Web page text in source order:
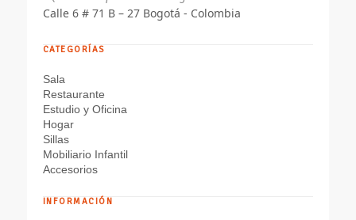
Calle 6 # 71 B – 27 Bogotá - Colombia
CATEGORÍAS
Sala
Restaurante
Estudio y Oficina
Hogar
Sillas
Mobiliario Infantil
Accesorios
INFORMACIÓN